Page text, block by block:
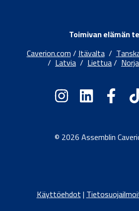
Toimivan elämän
Caverion.com/Itävalta/
/ Latvia / Liettua/ Norja
© 2026 Assemblin
Käyttöehdot|